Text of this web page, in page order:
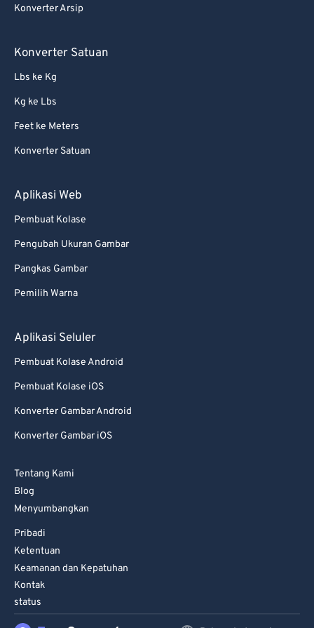
Konverter Arsip
Konverter Satuan
Lbs ke Kg
Kg ke Lbs
Feet ke Meters
Konverter Satuan
Aplikasi Web
Pembuat Kolase
Pengubah Ukuran Gambar
Pangkas Gambar
Pemilih Warna
Aplikasi Seluler
Pembuat Kolase Android
Pembuat Kolase iOS
Konverter Gambar Android
Konverter Gambar iOS
Tentang Kami
Blog
Menyumbangkan
Pribadi
Ketentuan
Keamanan dan Kepatuhan
Kontak
status